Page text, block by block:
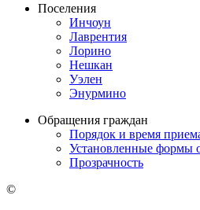
Поселения
Инчоун
Лаврентия
Лорино
Нешкан
Уэлен
Энурмино
Обращения граждан
Порядок и время
Установленные формы
Прозрачность
©